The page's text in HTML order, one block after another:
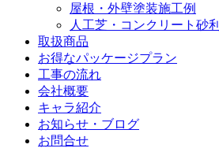
屋根・外壁塗装施工例
人工芝・コンクリート砂利
取扱商品
お得なパッケージプラン
工事の流れ
会社概要
キャラ紹介
お知らせ・ブログ
お問合せ